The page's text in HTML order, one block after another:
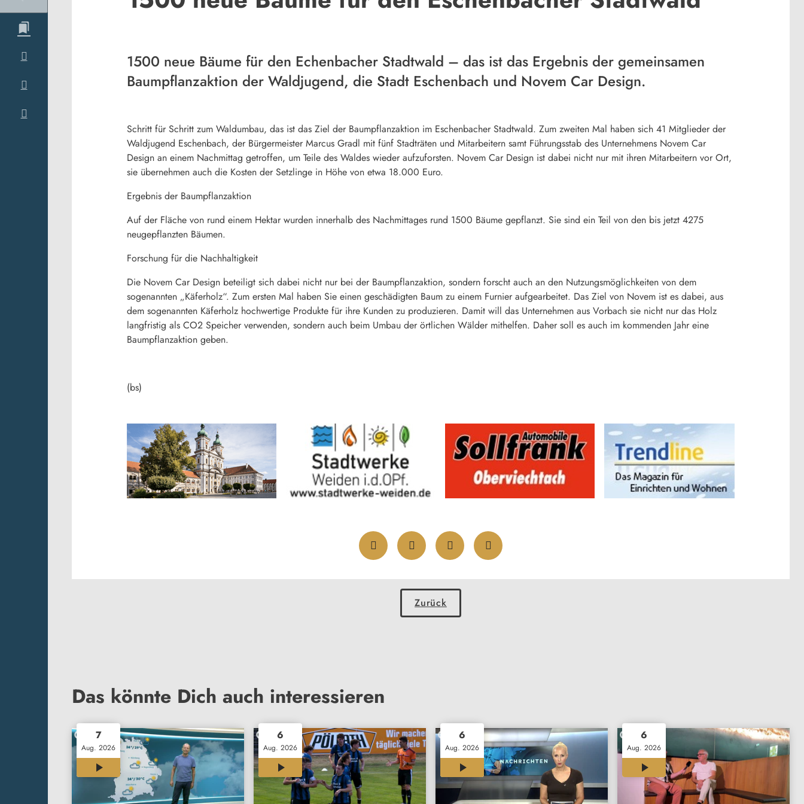
1500 neue Bäume für den Echenbacher Stadtwald – das ist das Ergebnis der gemeinsamen
Baumpflanzaktion der Waldjugend, die Stadt Eschenbach und Novem Car Design.
Schritt für Schritt zum Waldumbau, das ist das Ziel der Baumpflanzaktion im Eschenbacher Stadtwald. Zum zweiten Mal haben sich 41 Mitglieder der
Waldjugend Eschenbach, der Bürgermeister Marcus Gradl mit fünf Stadträten und Mitarbeitern samt Führungsstab des Unternehmens Novem Car
Design an einem Nachmittag getroffen, um Teile des Waldes wieder aufzuforsten. Novem Car Design ist dabei nicht nur mit ihren Mitarbeitern vor Ort,
sie übernehmen auch die Kosten der Setzlinge in Höhe von etwa 18.000 Euro.
Ergebnis der Baumpflanzaktion
Auf der Fläche von rund einem Hektar wurden innerhalb des Nachmittages rund 1500 Bäume gepflanzt. Sie sind ein Teil von den bis jetzt 4275
neugepflanzten Bäumen.
Forschung für die Nachhaltigkeit
Die Novem Car Design beteiligt sich dabei nicht nur bei der Baumpflanzaktion, sondern forscht auch an den Nutzungsmöglichkeiten von dem
sogenannten „Käferholz“. Zum ersten Mal haben Sie einen geschädigten Baum zu einem Furnier aufgearbeitet. Das Ziel von Novem ist es dabei, aus
dem sogenannten Käferholz hochwertige Produkte für ihre Kunden zu produzieren. Damit will das Unternehmen aus Vorbach sie nicht nur das Holz
langfristig als CO2 Speicher verwenden, sondern auch beim Umbau der örtlichen Wälder mithelfen. Daher soll es auch im kommenden Jahr eine
Baumpflanzaktion geben.
(bs)
Zurück
Das könnte Dich auch interessieren
7
Aug. 2026
6
Aug. 2026
12:02
6
Aug. 2026
24:15
6
Aug. 2026
07:01